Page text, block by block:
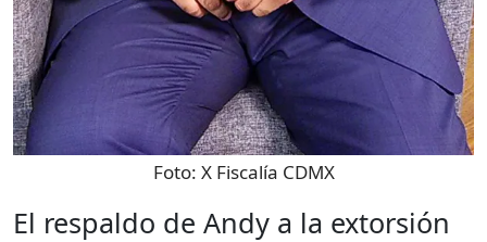
Foto: X Fiscalía CDMX
El respaldo de Andy a la extorsión